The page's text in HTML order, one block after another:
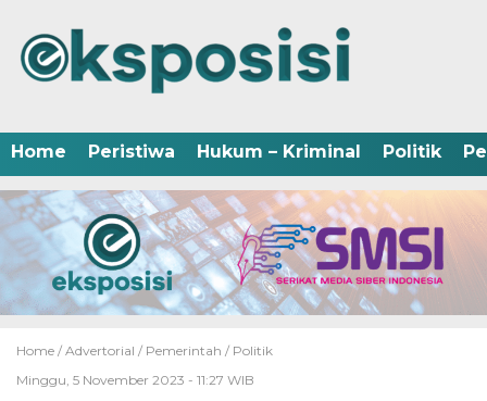
Home Peristiwa Hukum – Kriminal Politik
Home / Advertorial / Pemerintah / Politik
Minggu, 5 November 2023 - 11:27 WIB